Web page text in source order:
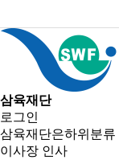
삼육재단
로그인
삼육재단은하위분류
이사장 인사